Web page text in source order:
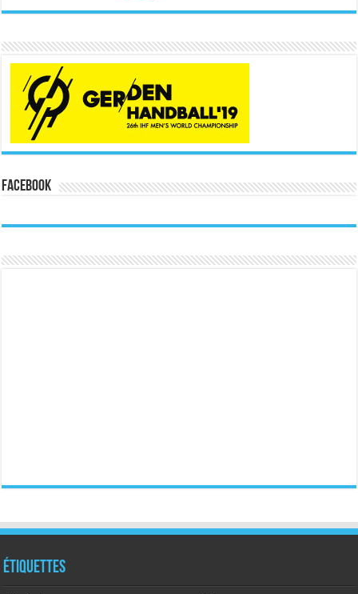
Facebook
Étiquettes